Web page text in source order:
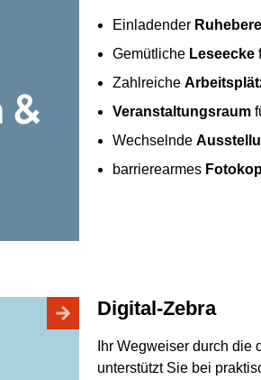
Einladender
Gemütliche Leseecke
Zahlreiche
Veranstaltungsraum
Wechselnde
barrierearmes
Digital-Zebra
Ihr Wegweiser durch
unterstützt Sie bei